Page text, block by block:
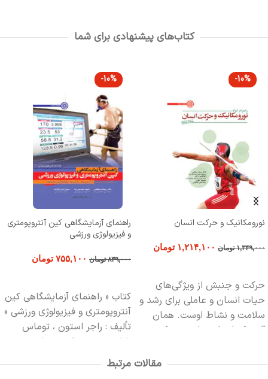
کتاب‌های پیشنهادی برای شما
-10%
نورومکانیک و حرکت انسان
۱,۳۴۹,۰۰۰ تومان ۱,۲۱۴,۱۰۰ تومان
حرکت و جنبش از ويژگي‌هاي
حيات انسان و عاملي براي رشد و
سلامت و نشاط اوست. همان
گونه که انسان نيازمند حرکت
-10%
راهنمای آزمایشگاهی کین آنتروپومتری
و فیزیولوژی ورزشی
۸۳۹,۰۰۰ تومان ۷۵۵,۱۰۰ تومان
کتاب « راهنمای آزمایشگاهی کین
آنتروپومتری و فیزیولوژی ورزشی »
تألیف : راجر استون ، توماس
رایلی
ترجمه : دکتر مهتاب
معظمی، داوود محسنی نیا ،
مهدی خان بابازادهمقالات مرتبط